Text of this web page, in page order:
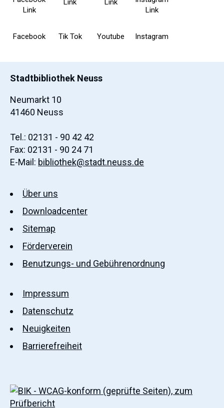
Facebook Tik Tok Youtube Instagram
Stadtbibliothek Neuss
Neumarkt 10
41460 Neuss
Tel.: 02131 - 90 42 42
Fax: 02131 - 90 24 71
E-Mail: bibliothek@stadt.neuss.de
Über uns
Downloadcenter
Sitemap
Förderverein
Benutzungs- und Gebührenordnung
Impressum
Datenschutz
Neuigkeiten
Barrierefreiheit